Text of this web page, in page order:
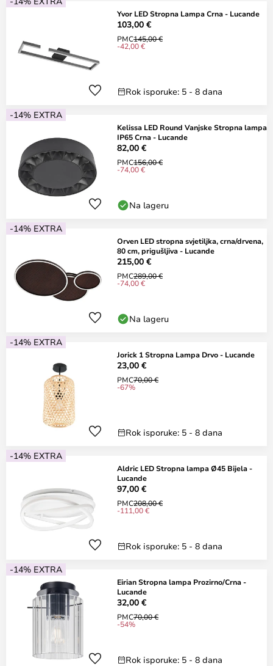
Yvor LED Stropna Lampa Crna - Lucande
103,00 €
PMC145,00 €
-42,00 €
Rok isporuke: 5 - 8 dana
-14% EXTRA
Kelissa LED Round Vanjske Stropna lampa
IP65 Crna - Lucande
82,00 €
PMC156,00 €
-74,00 €
Na lageru
-14% EXTRA
Orven LED stropna svjetiljka, crna/drvena,
80 cm, prigušljiva - Lucande
215,00 €
PMC289,00 €
-74,00 €
Na lageru
-14% EXTRA
Jorick 1 Stropna Lampa Drvo - Lucande
23,00 €
PMC70,00 €
-67%
Rok isporuke: 5 - 8 dana
-14% EXTRA
Aldric LED Stropna lampa Ø45 Bijela -
Lucande
97,00 €
PMC208,00 €
-111,00 €
Rok isporuke: 5 - 8 dana
-14% EXTRA
Eirian Stropna lampa Prozirno/Crna -
Lucande
32,00 €
PMC70,00 €
-54%
Rok isporuke: 5 - 8 dana